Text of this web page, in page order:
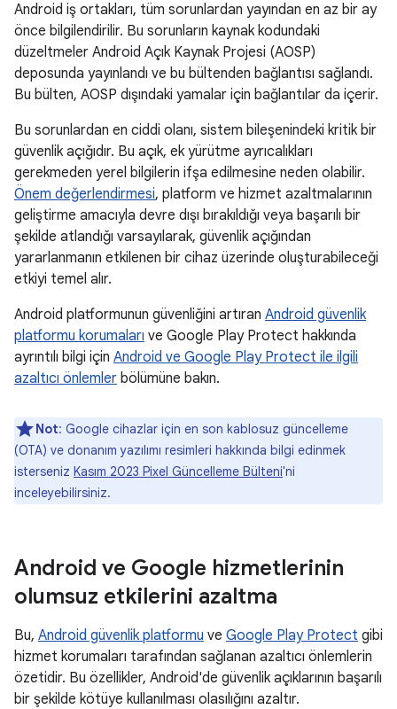
Android iş ortakları, tüm sorunlardan yayından en az bir ay
önce bilgilendirilir. Bu sorunların kaynak kodundaki
düzeltmeler Android Açık Kaynak Projesi (AOSP)
deposunda yayınlandı ve bu bültenden bağlantısı sağlandı.
Bu bülten, AOSP dışındaki yamalar için bağlantılar da içerir.
Bu sorunlardan en ciddi olanı, sistem bileşenindeki kritik bir
güvenlik açığıdır. Bu açık, ek yürütme ayrıcalıkları
gerekmeden yerel bilgilerin ifşa edilmesine neden olabilir.
Önem değerlendirmesi, platform ve hizmet azaltmalarının
geliştirme amacıyla devre dışı bırakıldığı veya başarılı bir
şekilde atlandığı varsayılarak, güvenlik açığından
yararlanmanın etkilenen bir cihaz üzerinde oluşturabileceği
etkiyi temel alır.
Android platformunun güvenliğini artıran Android güvenlik
platformu korumaları ve Google Play Protect hakkında
ayrıntılı bilgi için Android ve Google Play Protect ile ilgili
azaltıcı önlemler bölümüne bakın.
Not: Google cihazlar için en son kablosuz güncelleme
(OTA) ve donanım yazılımı resimleri hakkında bilgi edinmek
isterseniz Kasım 2023 Pixel Güncelleme Bülteni'ni
inceleyebilirsiniz.
Android ve Google hizmetlerinin
olumsuz etkilerini azaltma
Bu, Android güvenlik platformu ve Google Play Protect gibi
hizmet korumaları tarafından sağlanan azaltıcı önlemlerin
özetidir. Bu özellikler, Android'de güvenlik açıklarının başarılı
bir şekilde kötüye kullanılması olasılığını azaltır.